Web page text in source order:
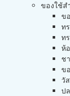
ของใช้ส
ข
ท
ท
ห้
ช
ข
วั
ป